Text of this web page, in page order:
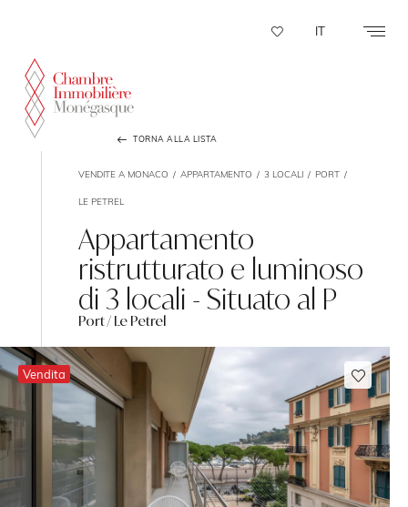
IT
TORNA ALLA LISTA
VENDITE A MONACO APPARTAMENTO 3 LOCALI PORT
LE PETREL
Appartamento
ristrutturato e luminoso
di 3 locali - Situato al P
Port / Le Petrel
Vendita